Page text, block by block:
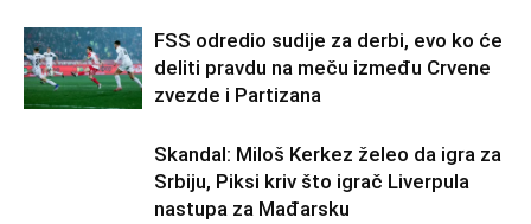
FSS odredio sudije za derbi, evo ko će
deliti pravdu na meču između Crvene
zvezde i Partizana
Skandal: Miloš Kerkez želeo da igra za
Srbiju, Piksi kriv što igrač Liverpula
nastupa za Mađarsku